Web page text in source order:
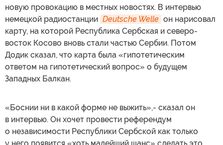
новую провокацию в местных новостях. В интервью
немецкой радиостанции Deutsche Welle он нарисовал
карту, на которой Республика Сербская и северо-
восток Косово вновь стали частью Сербии. Потом
Додик сказал, что карта была «гипотетическим
ответом на гипотетический вопрос» о будущем
Западных Балкан.
«Боснии ни в какой форме не выжить»,- сказал он
в интервью. Он хочет провести референдум
о независимости Республики Сербской как только
у него появится «хоть малейший шанс» сделать это.